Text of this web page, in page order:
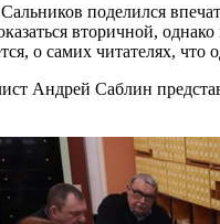
поделился
вторичной,
о самих читателях, что
Андрей Саблин